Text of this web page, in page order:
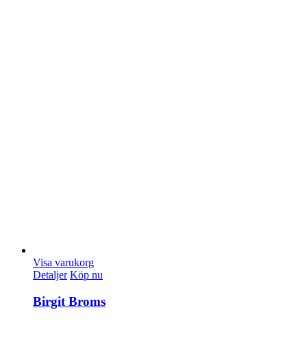
Visa varukorg
Detaljer Köp nu
Birgit Broms